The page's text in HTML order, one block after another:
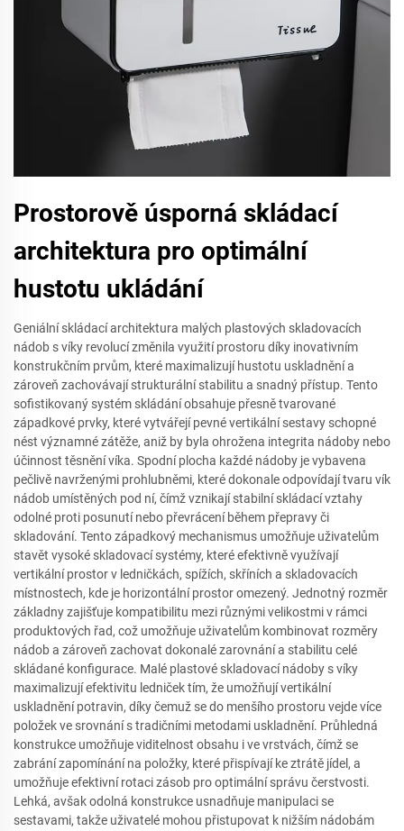
Prostorově úsporná skládací
architektura pro optimální
hustotu ukládání
Geniální skládací architektura malých plastových skladovacích
nádob s víky revolucí změnila využití prostoru díky inovativním
konstrukčním prvům, které maximalizují hustotu uskladnění a
zároveň zachovávají strukturální stabilitu a snadný přístup. Tento
sofistikovaný systém skládání obsahuje přesně tvarované
západkové prvky, které vytvářejí pevné vertikální sestavy schopné
nést významné zátěže, aniž by byla ohrožena integrita nádoby nebo
účinnost těsnění víka. Spodní plocha každé nádoby je vybavena
pečlivě navrženými prohlubněmi, které dokonale odpovídají tvaru vík
nádob umístěných pod ní, čímž vznikají stabilní skládací vztahy
odolné proti posunutí nebo převrácení během přepravy či
skladování. Tento západkový mechanismus umožňuje uživatelům
stavět vysoké skladovací systémy, které efektivně využívají
vertikální prostor v ledničkách, spížích, skříních a skladovacích
místnostech, kde je horizontální prostor omezený. Jednotný rozměr
základny zajišťuje kompatibilitu mezi různými velikostmi v rámci
produktových řad, což umožňuje uživatelům kombinovat rozměry
nádob a zároveň zachovat dokonalé zarovnání a stabilitu celé
skládané konfigurace. Malé plastové skladovací nádoby s víky
maximalizují efektivitu ledniček tím, že umožňují vertikální
uskladnění potravin, díky čemuž se do menšího prostoru vejde více
položek ve srovnání s tradičními metodami uskladnění. Průhledná
konstrukce umožňuje viditelnost obsahu i ve vrstvách, čímž se
zabrání zapomínání na položky, které přispívají ke ztrátě jídel, a
umožňuje efektivní rotaci zásob pro optimální správu čerstvosti.
Lehká, avšak odolná konstrukce usnadňuje manipulaci se
sestavami, takže uživatelé mohou přistupovat k nižším nádobám